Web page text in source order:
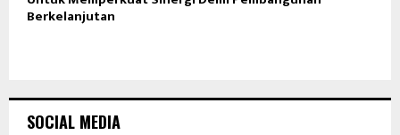
Berkelanjutan
SOCIAL MEDIA